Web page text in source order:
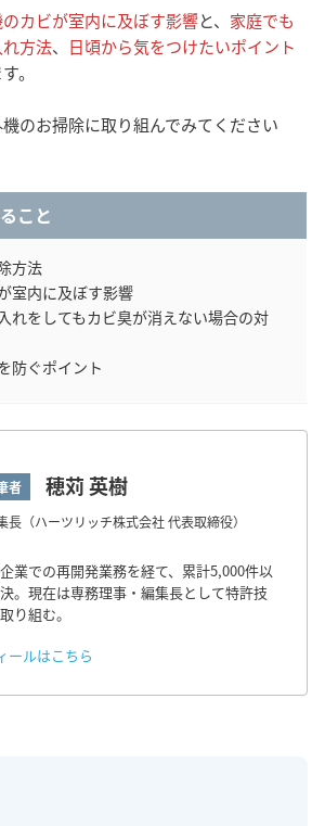
カビが室内に及ぼす影響と、 家庭でも
方法、 日頃から気をつけたいポイント
。
のお掃除に取り組んでみてください
こと
方法
室内に及ぼす影響
れをしてもカビ臭が消えない場合の対
防ぐポイント
者 穂苅 英樹
長（ハーツリッチ株式会社 代表取締役）
業での再開発業務を経て、累計5,000件以
。現在は専務理事・編集長として特許技
り組む。
ールはこちら